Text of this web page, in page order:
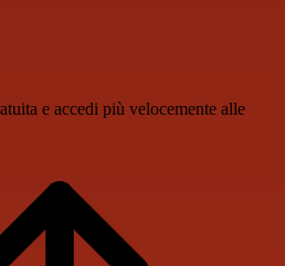
e accedi più velocemente alle